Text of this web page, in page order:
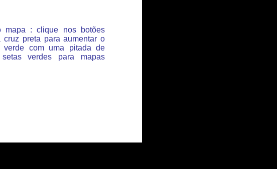
mapa : clique nos botões
cruz preta para aumentar o
verde com uma pitada de
verdes para mapas